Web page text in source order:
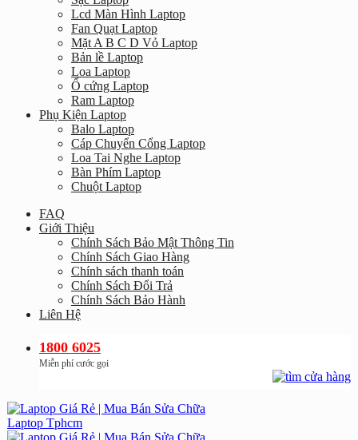
Lcd Màn Hình Laptop
Fan Quạt Laptop
Mặt A B C D Vỏ Laptop
Bản lề Laptop
Loa Laptop
Ổ cứng Laptop
Ram Laptop
Phụ Kiện Laptop
Balo Laptop
Cáp Chuyển Cổng Laptop
Loa Tai Nghe Laptop
Bàn Phím Laptop
Chuột Laptop
FAQ
Giới Thiệu
Chính Sách Bảo Mật Thông Tin
Chính Sách Giao Hàng
Chính sách thanh toán
Chính Sách Đổi Trả
Chính Sách Bảo Hành
Liên Hệ
1800 6025
Miễn phí cước gọi